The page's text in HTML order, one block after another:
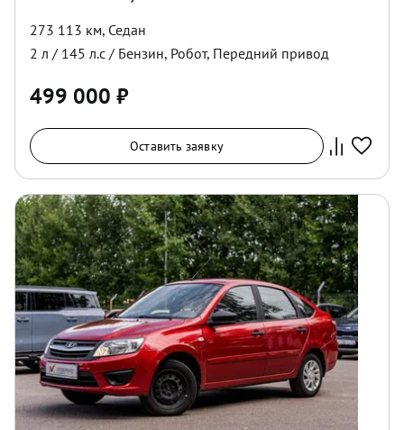
273 113 км, Седан
2 л / 145 л.с / Бензин, Робот, Передний привод
499 000 ₽
Оставить заявку